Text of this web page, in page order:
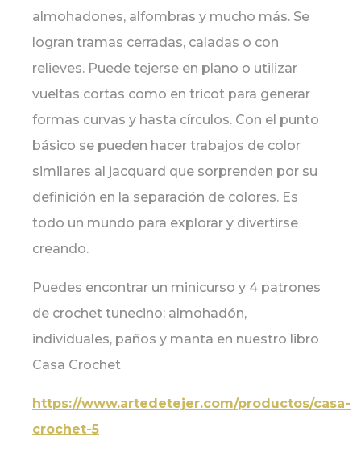
almohadones, alfombras y mucho más. Se
logran tramas cerradas, caladas o con
relieves. Puede tejerse en plano o utilizar
vueltas cortas como en tricot para generar
formas curvas y hasta círculos. Con el punto
básico se pueden hacer trabajos de color
similares al jacquard que sorprenden por su
definición en la separación de colores. Es
todo un mundo para explorar y divertirse
creando.
Puedes encontrar un minicurso y 4 patrones
de crochet tunecino: almohadón,
individuales, paños y manta en nuestro libro
Casa Crochet
https://www.artedetejer.com/productos/casa-
crochet-5